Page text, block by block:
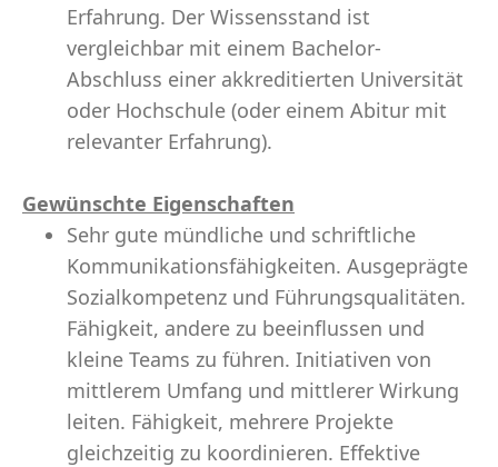
Erfahrung. Der Wissensstand ist
vergleichbar mit einem Bachelor-
Abschluss einer akkreditierten Universität
oder Hochschule (oder einem Abitur mit
relevanter Erfahrung).
Gewünschte Eigenschaften
Sehr gute mündliche und schriftliche
Kommunikationsfähigkeiten. Ausgeprägte
Sozialkompetenz und Führungsqualitäten.
Fähigkeit, andere zu beeinflussen und
kleine Teams zu führen. Initiativen von
mittlerem Umfang und mittlerer Wirkung
leiten. Fähigkeit, mehrere Projekte
gleichzeitig zu koordinieren. Effektive